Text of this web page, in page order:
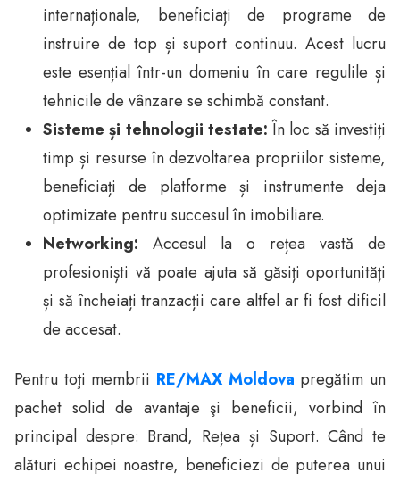
internaționale, beneficiați de programe de
instruire de top și suport continuu. Acest lucru
este esențial într-un domeniu în care regulile și
tehnicile de vânzare se schimbă constant.
Sisteme și tehnologii testate: În loc să investiți
timp și resurse în dezvoltarea propriilor sisteme,
beneficiați de platforme și instrumente deja
optimizate pentru succesul în imobiliare.
Networking: Accesul la o rețea vastă de
profesioniști vă poate ajuta să găsiți oportunități
și să încheiați tranzacții care altfel ar fi fost dificil
de accesat.
Pentru toţi membrii RE/MAX Moldovapregătim un
pachet solid de avantaje şi beneficii, vorbind în
principal despre: Brand, Rețea și Suport. Când te
alături echipei noastre, beneficiezi de puterea unui